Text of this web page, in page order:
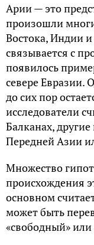
Арии — это
произошли
Востока, Индии
связывается с
появилось
севере Евразии.
до сих пор
исследователи
Балканах,
Передней Азии
Множество
происхождения
основном
может быть
«свободный»